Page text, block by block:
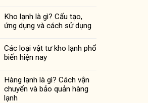
Kho lạnh là gì? Cấu tạo,
ứng dụng và cách sử dụng
Các loại vật tư kho lạnh phổ
biến hiện nay
Hàng lạnh là gì? Cách vận
chuyển và bảo quản hàng
lạnh